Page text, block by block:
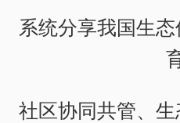
系统分享我国生
社区协同共管、